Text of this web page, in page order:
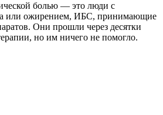
болью — это люди с
или ожирением, ИБС, принимающие
Они прошли через десятки
но им ничего не помогло.